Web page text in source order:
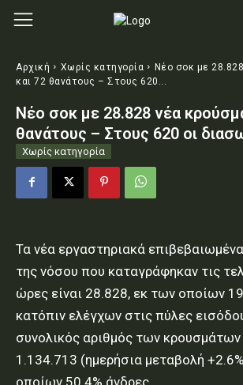
Αρχική Χωρίς κατηγορία
Νέο σοκ με
και 72 θανάτους – Στους 620...
Νέο σοκ με 28.828 νέα
θανάτους – Στους 620 οι
Χωρίς κατηγορία
Τα νέα εργαστηριακά
της νόσου που καταγράφηκαν τις
ώρες είναι 28.828, εκ των οποίων
κατόπιν ελέγχων στις πύλες
συνολικός αριθμός των κρουσμάτων
1.134.713 (ημερήσια μεταβολή
οποίων 50.4% άνδρες.